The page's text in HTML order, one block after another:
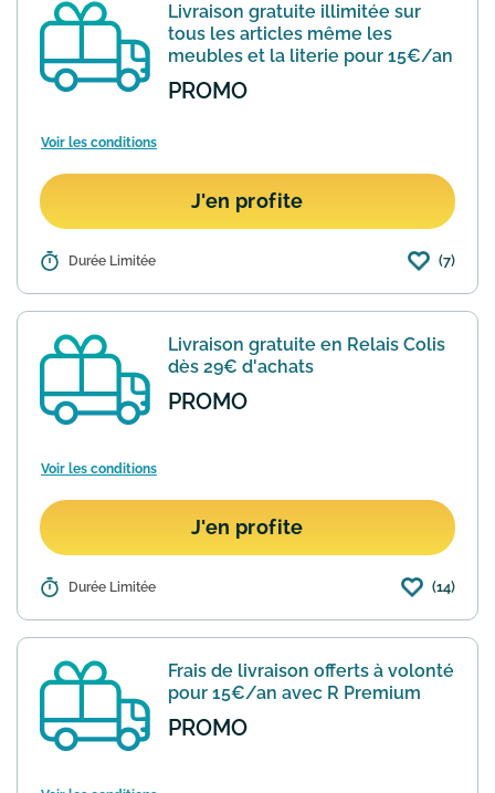
newsletter. Vous recevre...En savoir plus
Livraison gratuite illimitée sur
tous les articles même les
meubles et la literie pour 15€/an
PROMO
Voir les conditions
J'en profite
Détails : En souscrivant pour 15€ par an au
paie plus jamais les frais de livraison,
Offre valable sans aucun m...En savoir
plus
Durée Limitée (7)
Livraison gratuite en Relais Colis
dès 29€ d'achats
PROMO
Voir les conditions
J'en profite
Détails : La Redoute le site de vêtements,
tech à petits prix vous offre la livraison
livraison prendra ...En savoir plus
Durée Limitée (14)
Frais de livraison offerts à volonté
pour 15€/an avec R Premium
PROMO